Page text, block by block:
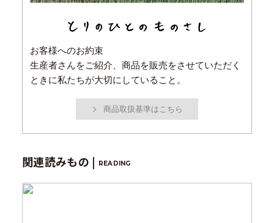
お客様へのお約束
生産者さんをご紹介、商品を販売をさせていただく
ときに私たちが大切にしていること。
商品取扱基準はこちら
関連読みもの | READING